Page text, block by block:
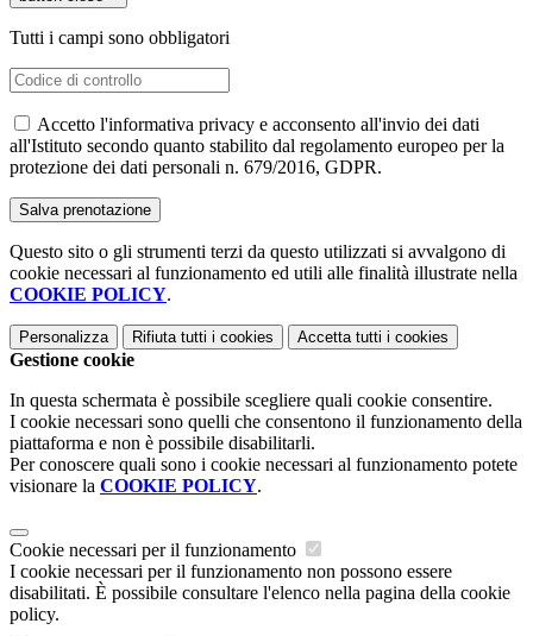
Tutti i campi sono obbligatori
Accetto l'informativa privacy e acconsento all'invio dei dati
all'Istituto secondo quanto stabilito dal regolamento europeo per la
protezione dei dati personali n. 679/2016, GDPR.
Questo sito o gli strumenti terzi da questo utilizzati si avvalgono di
cookie necessari al funzionamento ed utili alle finalità illustrate nella
COOKIE POLICY.
Personalizza Rifiuta tutti i cookies Accetta tutti i cookies
Gestione cookie
In questa schermata è possibile scegliere quali cookie consentire.
I cookie necessari sono quelli che consentono il funzionamento della
piattaforma e non è possibile disabilitarli.
Per conoscere quali sono i cookie necessari al funzionamento potete
visionare la COOKIE POLICY.
Cookie necessari per il funzionamento
I cookie necessari per il funzionamento non possono essere
disabilitati. È possibile consultare l'elenco nella pagina della cookie
policy.